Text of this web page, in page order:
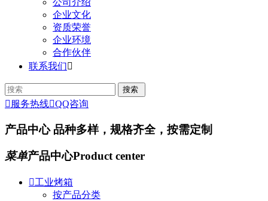
公司介绍
企业文化
资质荣誉
企业环境
合作伙伴
联系我们
 服务热线QQ咨询
产品中心 品种多样，规格齐全，按需定制
菜单产品中心Product center
工业烤箱
按产品分类